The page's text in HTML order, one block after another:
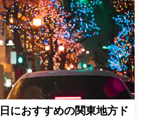
におすすめの関東地方ド